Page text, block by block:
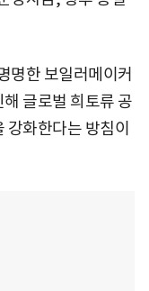
명한 보일러메이커
글로벌 희토류 공
강화한다는 방침이